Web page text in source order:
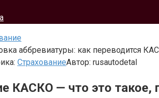
аббревиатуры: как переводится
СтрахованиеАвтор: rusautodetal
КАСКО — что это такое,